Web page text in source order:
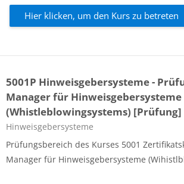
Hier klicken, um den Kurs zu betreten
5001P Hinweisgebersysteme -
Manager für Hinweisgebersysteme
(Whistleblowingsystems) [Prüfung]
Kursbereich
Hinweisgebersysteme
Prüfungsbereich des Kurses 5001
Manager für Hinweisgebersysteme